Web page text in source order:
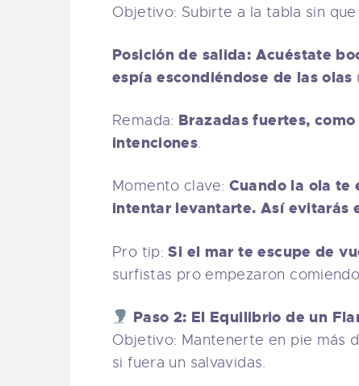
Objetivo: Subirte a la tabla sin
Posición de salida: Acuéstate
espía escondiéndose de las olas
Remada: Brazadas fuertes,
intenciones.
Momento clave: Cuando la ola te
intentar levantarte. Así evitarás
Pro tip:Si el mar te escupe de
surfistas pro empezaron
Paso 2: El Equilibrio de un
Objetivo: Mantenerte en pie más
si fuera un salvavidas.